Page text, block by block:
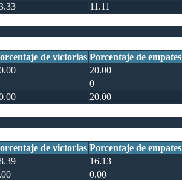
11.11
de victorias Porcentaje de empates
20.00
0
20.00
de victorias Porcentaje de empates
16.13
0.00